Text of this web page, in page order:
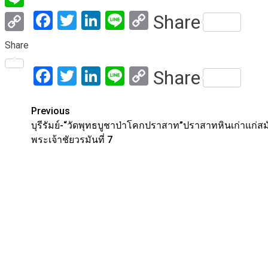
Facebook
Twitter
LinkedIn
LineCopy
Share
Facebook
Twitter
LinkedIn
LineCopy
Share
Post
navigation
Previous
บุรีรัมย์-“วัดพุทธบูชาป่าโคกปราสาท”ปราสาทหินเก่าแก่ส
พระเจ้าชัยวรมันที่ 7
Line
Copy
Link
Share